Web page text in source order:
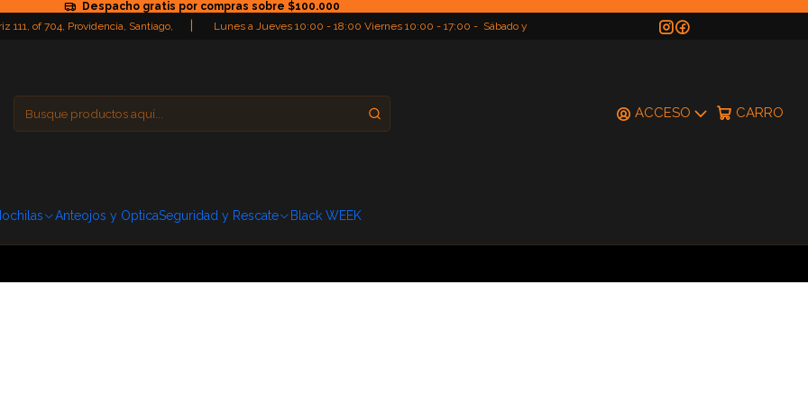
Despacho gratis por compras sobre $100.000
111, of 704, Providencia, Santiago,
Lunes a Jueves 10:00 - 18:00 Viernes 10:00 - 17:00 - Sábado y
ACCESO CARRO
Anteojos y OpticaSeguridad y Rescate Black WEEK